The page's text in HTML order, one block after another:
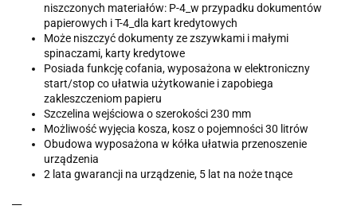
niszczonych materiałów: P-4_w przypadku dokumentów
papierowych i T-4_dla kart kredytowych
Może niszczyć dokumenty ze zszywkami i małymi
spinaczami, karty kredytowe
Posiada funkcję cofania, wyposażona w elektroniczny
start/stop co ułatwia użytkowanie i zapobiega
zakleszczeniom papieru
Szczelina wejściowa o szerokości 230 mm
Możliwość wyjęcia kosza, kosz o pojemności 30 litrów
Obudowa wyposażona w kółka ułatwia przenoszenie
urządzenia
2 lata gwarancji na urządzenie, 5 lat na noże tnące